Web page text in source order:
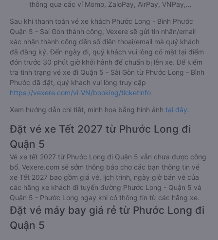
thông qua các ví Momo, ZaloPay, AirPay, VNPay,…
Sau khi thanh toán vé xe khách Phước Long - Bình Phước
Quận 5 - Sài Gòn thành công, Vexere sẽ gửi tin nhắn/email
xác nhận thành công đến số điện thoại/email mà quý khách
đã đăng ký. Đến ngày đi, quý khách vui lòng có mặt tại điểm
đón trước 30 phút giờ khởi hành để chuẩn bị lên xe. Để kiểm
tra tình trạng vé xe đi Quận 5 - Sài Gòn từ Phước Long - Bình
Phước đã đặt, quý khách vui lòng truy cập
https://vexere.com/vi-VN/booking/ticketinfo
Xem hướng dẫn chi tiết, minh họa bằng hình ảnh tại đây.
Đặt vé xe Tết 2027 từ Phước Long đi
Quận 5
Vé xe tết 2027 từ Phước Long đi Quận 5 vẫn chưa được công
bố. Vexere.com sẽ sớm thông báo cho các bạn thông tin vé
xe Tết 2027 bao gồm giá vé, lịch trình, ngày giờ bán vé của
các hãng xe khách đi tuyến đường Phước Long - Quận 5 và
Quận 5 - Phước Long ngay khi có thông tin từ các hãng xe.
Đặt vé máy bay giá rẻ từ Phước Long đi
Quận 5